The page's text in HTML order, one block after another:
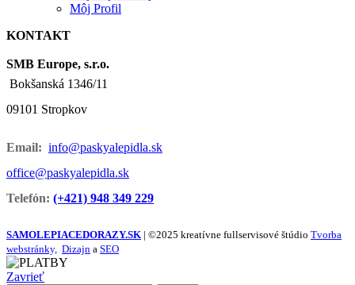
Môj Profil
KONTAKT
SMB Europe, s.r.o.
Bokšanská 1346/11
09101 Stropkov
Email: info@paskyalepidla.sk
office@paskyalepidla.sk
Telefón: (+421) 948 349 229
SAMOLEPIACEDORAZY.SK | ©2025 kreatívne fullservisové štúdio Tvorba
webstránky, Dizajn a SEO
Zavrieť